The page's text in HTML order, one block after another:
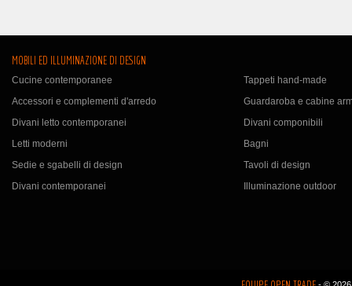
MOBILI ED ILLUMINAZIONE DI DESIGN
Cucine contemporanee
Accessori e complementi d'arredo
Divani letto contemporanei
Letti moderni
Sedie e sgabelli di design
Divani contemporanei
Tappeti hand-made
Guardaroba e cabine
Divani componibili
Bagni
Tavoli di design
Illuminazione outdoor